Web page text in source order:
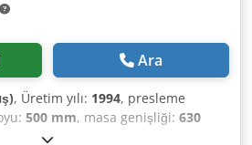
Ara
, Üretim yılı: 1994, presleme
500 mm, masa genişliği: 630
1.250 mm